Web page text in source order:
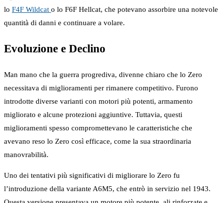
lo F4F Wildcat o lo F6F Hellcat, che potevano assorbire una notevole
quantità di danni e continuare a volare.
Evoluzione e Declino
Man mano che la guerra progrediva, divenne chiaro che lo Zero
necessitava di miglioramenti per rimanere competitivo. Furono
introdotte diverse varianti con motori più potenti, armamento
migliorato e alcune protezioni aggiuntive. Tuttavia, questi
miglioramenti spesso compromettevano le caratteristiche che
avevano reso lo Zero così efficace, come la sua straordinaria
manovrabilità.
Uno dei tentativi più significativi di migliorare lo Zero fu
l’introduzione della variante A6M5, che entrò in servizio nel 1943.